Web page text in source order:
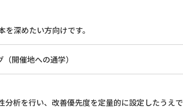
深めたい方向けです。
開催地への通学）
析を行い、改善優先度を定量的に設定したうえで